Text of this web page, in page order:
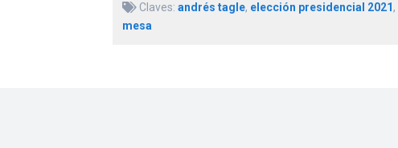
Claves: andrés tagle, elección presidencial 2021,
mesa